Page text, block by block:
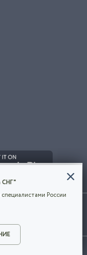
означает
их
СНГ"
России